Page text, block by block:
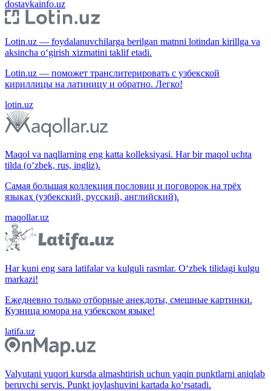
dostavkainfo.uz
Lotin.uz — foydalanuvchilarga berilgan matnni lotindan kirillga va
aksincha o‘girish xizmatini taklif etadi.
Lotin.uz — поможет транслитерировать с узбекской
кириллицы на латиницу и обратно. Легко!
lotin.uz
Maqol va naqllarning eng katta kolleksiyasi. Har bir maqol uchta
tilda (o‘zbek, rus, ingliz).
Самая большая коллекция пословиц и поговорок на трёх
языках (узбекский, русский, английский).
maqollar.uz
Har kuni eng sara latifalar va kulguli rasmlar. O‘zbek tilidagi kulgu
markazi!
Ежедневно только отборные анекдоты, смешные картинки.
Кузница юмора на узбекском языке!
latifa.uz
Valyutani yuqori kursda almashtirish uchun yaqin punktlarni aniqlab
beruvchi servis. Punkt joylashuvini kartada ko‘rsatadi.